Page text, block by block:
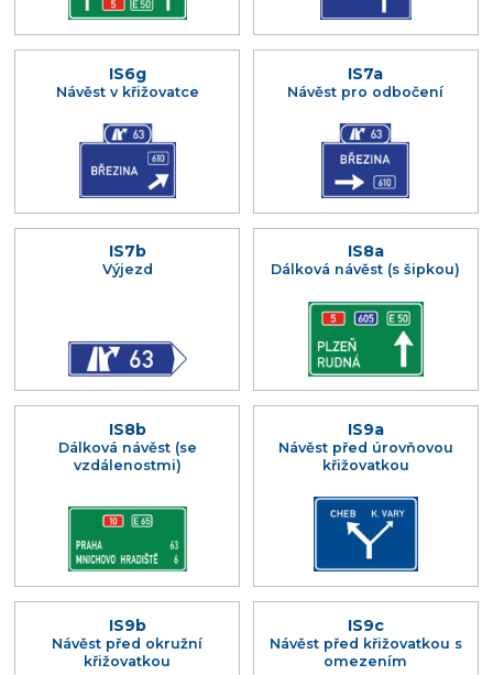
IS6g
Návěst v křižovatce
IS7a
Návěst pro odbočení
IS7b
Výjezd
IS8a
Dálková návěst (s šipkou)
IS8b
Dálková návěst (se
vzdálenostmi)
IS9a
Návěst před úrovňovou
křižovatkou
IS9b
Návěst před okružní
křižovatkou
IS9c
Návěst před křižovatkou s
omezením